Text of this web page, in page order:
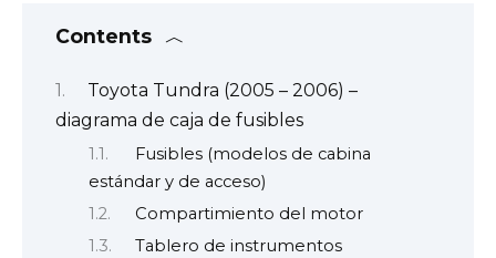
Contents
Toyota Tundra (2005 – 2006) –
diagrama de caja de fusibles
Fusibles (modelos de cabina
estándar y de acceso)
Compartimiento del motor
Tablero de instrumentos